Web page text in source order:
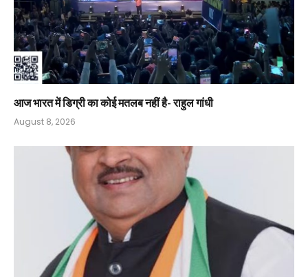
आज भारत में डिग्री का कोई मतलब नहीं है- राहुल गांधी
August 8, 2026